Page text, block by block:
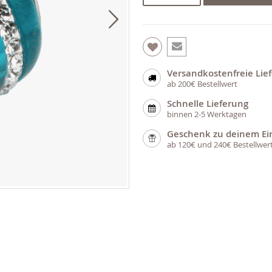
Versandkostenfreie
ab 200€ Bestellwert
Schnelle Lieferung
binnen 2-5 Werktagen
Geschenk zu deinem
ab 120€ und 240€